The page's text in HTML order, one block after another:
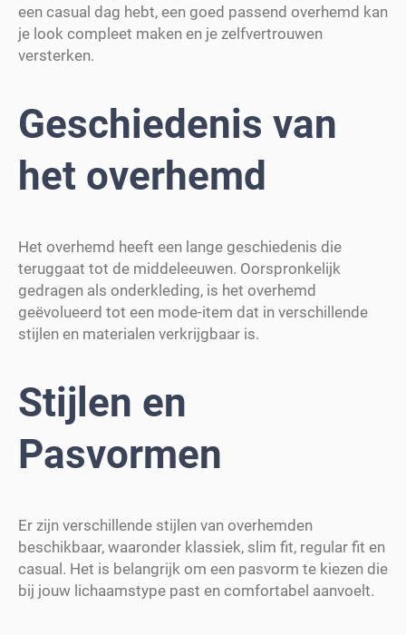
een casual dag hebt, een goed passend overhemd kan
je look compleet maken en je zelfvertrouwen
versterken.
Geschiedenis van
het overhemd
Het overhemd heeft een lange geschiedenis die
teruggaat tot de middeleeuwen. Oorspronkelijk
gedragen als onderkleding, is het overhemd
geëvolueerd tot een mode-item dat in verschillende
stijlen en materialen verkrijgbaar is.
Stijlen en
Pasvormen
Er zijn verschillende stijlen van overhemden
beschikbaar, waaronder klassiek, slim fit, regular fit en
casual. Het is belangrijk om een pasvorm te kiezen die
bij jouw lichaamstype past en comfortabel aanvoelt.